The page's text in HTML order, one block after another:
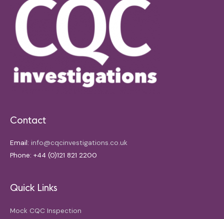
Contact
Email: info@cqcinvestigations.co.uk
Phone: +44 (0)121 821 2200
Quick Links
Mock CQC Inspection